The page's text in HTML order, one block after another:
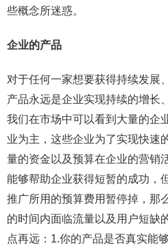
些概念所迷惑。
企业的产品
对于任何一家想要获得持续发展
产品永远是企业实现持续的增长
我们在市场中可以看到大量的企
业为主，这些企业为了实现快速
量的资金以及预算在企业的营销
能够帮助企业获得短暂的成功，
推广所用的预算费用暂停掉，那
的时间内面临流量以及用户短缺
点再远：1.你的产品是否真实能